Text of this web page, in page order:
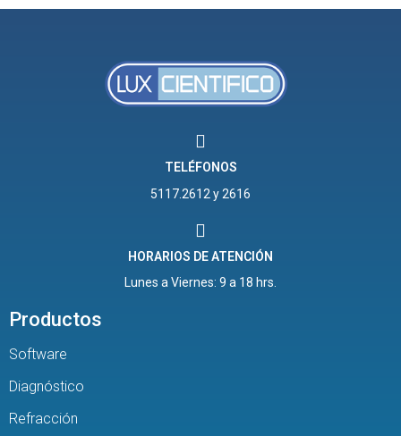
TELÉFONOS
5117.2612 y 2616
HORARIOS DE ATENCIÓN
Lunes a Viernes: 9 a 18 hrs.
Productos
Software
Diagnóstico
Refracción